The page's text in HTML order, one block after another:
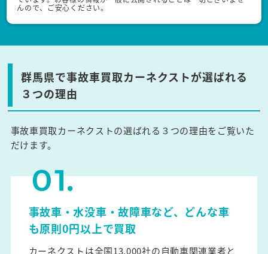
んので、ご安心ください。
群馬県で事故車買取カーネクストが選ばれる
３つの理由
事故車買取カーネクストの選ばれる３つの理由をご覧いた
だけます。
事故車・水没車・故障車など、どんな車
も原則0円以上で買取
カーネクストは全国13,000社の自動車関連業者と